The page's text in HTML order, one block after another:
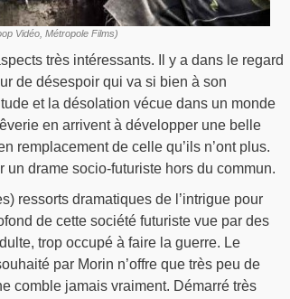
Vidéo, Métropole Films)
très intéressants. Il y a dans le regard
de désespoir qui va si bien à son
et la désolation vécue dans un monde
en arrivent à développer une belle
remplacement de celle qu’ils n’ont plus.
drame socio-futuriste hors du commun.
ressorts dramatiques de l’intrigue pour
de cette société futuriste vue par des
trop occupé à faire la guerre. Le
par Morin n’offre que très peu de
comble jamais vraiment. Démarré très